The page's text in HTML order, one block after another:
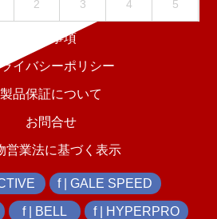
2 3 4 5
免責事項
ライバシーポリシー
製品保証について
お問合せ
営業法に基づく表示
f | GALE SPEED
f | BELL f | HYPERPRO